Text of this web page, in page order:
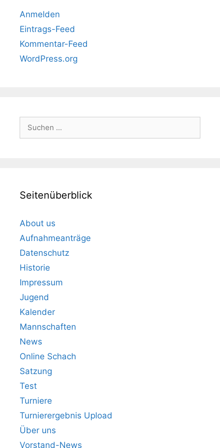
Anmelden
Eintrags-Feed
Kommentar-Feed
WordPress.org
Seitenüberblick
About us
Aufnahmeanträge
Datenschutz
Historie
Impressum
Jugend
Kalender
Mannschaften
News
Online Schach
Satzung
Test
Turniere
Turnierergebnis Upload
Über uns
Vorstand-News